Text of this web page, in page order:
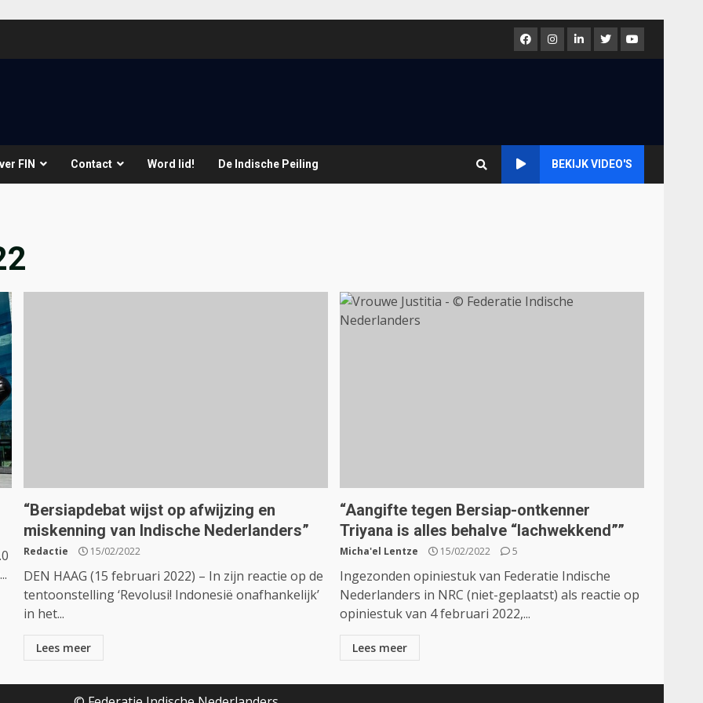
FacebookInstagram
LinkedInTwitterYoutube
FIN Contact Word lid! De Indische Peiling BEKIJK VIDEO'S
“Bersiapdebat wijst op afwijzing en
miskenning van Indische Nederlanders”
Redactie 15/02/2022
DEN HAAG (15 februari 2022) – In zijn reactie op de
tentoonstelling ‘Revolusi! Indonesië onafhankelijk’
in het...
Lees meer
“Aangifte tegen Bersiap-ontkenner
Triyana is alles behalve “lachwekkend””
Micha'el Lentze 15/02/2022 5
Ingezonden opiniestuk van Federatie Indische
Nederlanders in NRC (niet-geplaatst) als reactie op
opiniestuk van 4 februari 2022,...
Lees meer